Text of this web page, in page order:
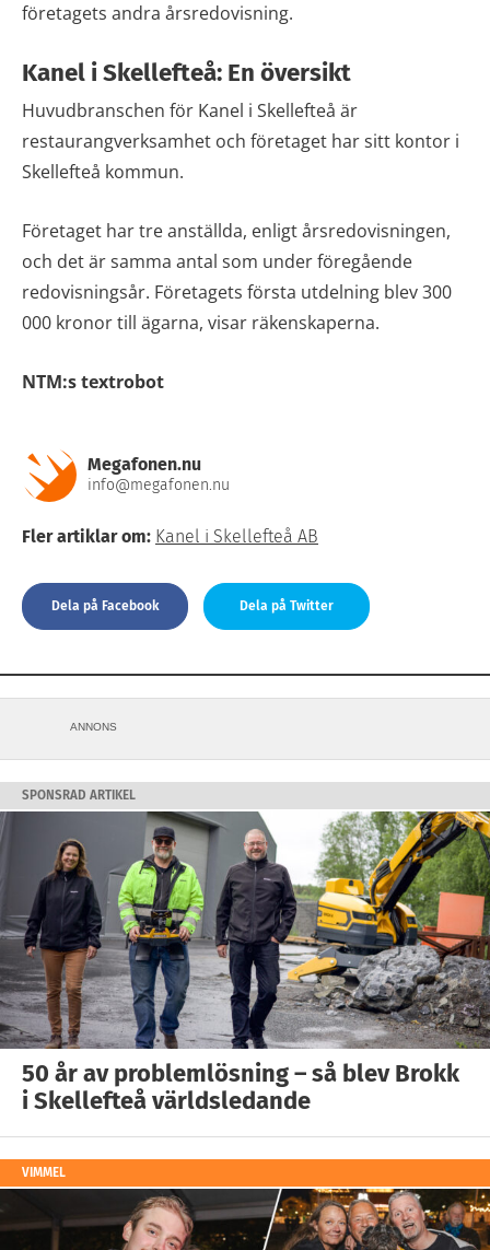
företagets andra årsredovisning.
Kanel i Skellefteå: En översikt
Huvudbranschen för Kanel i Skellefteå är
restaurangverksamhet och företaget har sitt kontor i
Skellefteå kommun.
Företaget har tre anställda, enligt årsredovisningen,
och det är samma antal som under föregående
redovisningsår. Företagets första utdelning blev 300
000 kronor till ägarna, visar räkenskaperna.
NTM:s textrobot
Megafonen.nu
info@megafonen.nu
Fler artiklar om: Kanel i Skellefteå AB
Dela på Facebook Dela på Twitter
ANNONS
SPONSRAD ARTIKEL
50 år av problemlösning – så blev Brokk
i Skellefteå världsledande
VIMMEL